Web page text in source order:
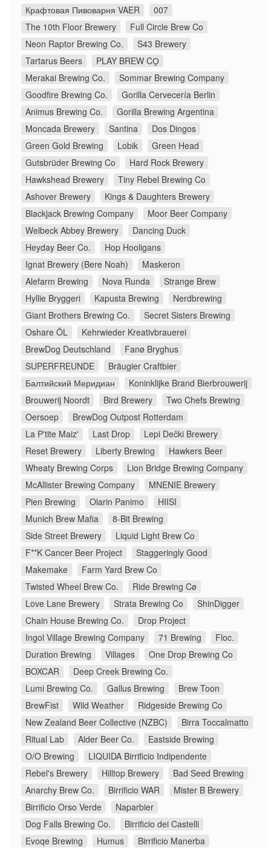
Крафтовая Пивоварня VAER
007
The 10th Floor Brewery
Full Circle Brew Co
Neon Raptor Brewing Co.
S43 Brewery
Tartarus Beers
PLAY BREW CO̠
Merakai Brewing Co.
Sommar Brewing Company
Goodfire Brewing Co.
Gorilla Cervecería Berlin
Animus Brewing Co.
Gorilla Brewing Argentina
Moncada Brewery
Santina
Dos Dingos
Green Gold Brewing
Lobik
Green Head
Gutsbrüder Brewing Co
Hard Rock Brewery
Hawkshead Brewery
Tiny Rebel Brewing Co
Ashover Brewery
Kings & Daughters Brewery
Blackjack Brewing Company
Moor Beer Company
Welbeck Abbey Brewery
Dancing Duck
Heyday Beer Co.
Hop Hooligans
Ignat Brewery (Bere Noah)
Maskeron
Alefarm Brewing
Nova Runda
Strange Brew
Hyllie Bryggeri
Kapusta Brewing
Nerdbrewing
Giant Brothers Brewing Co.
Secret Sisters Brewing
Oshare ÖL
Kehrwieder Kreativbrauerei
BrewDog Deutschland
Fanø Bryghus
SUPERFREUNDE
Bräugier Craftbier
Балтийский Меридиан
Koninklijke Brand Bierbrouwerij
Brouwerij Noordt
Bird Brewery
Two Chefs Brewing
Oersoep
BrewDog Outpost Rotterdam
La P'tite Maiz'
Last Drop
Lepi Dečki Brewery
Reset Brewery
Liberty Brewing
Hawkers Beer
Wheaty Brewing Corps
Lion Bridge Brewing Company
McAllister Brewing Company
MNENIE Brewery
Pien Brewing
Olarin Panimo
HIISI
Munich Brew Mafia
8-Bit Brewing
Side Street Brewery
Liquid Light Brew Co
F**K Cancer Beer Project
Staggeringly Good
Makemake
Farm Yard Brew Co
Twisted Wheel Brew Co.
Ride Brewing Cø
Love Lane Brewery
Strata Brewing Co
ShinDigger
Chain House Brewing Co.
Drop Project
Ingol Village Brewing Company
71 Brewing
Floc.
Duration Brewing
Villages
One Drop Brewing Co
BOXCAR
Deep Creek Brewing Co.
Lumi Brewing Co.
Gallus Brewing
Brew Toon
BrewFist
Wild Weather
Ridgeside Brewing Co
New Zealand Beer Collective (NZBC)
Birra Toccalmatto
Ritual Lab
Alder Beer Co.
Eastside Brewing
O/O Brewing
LIQUIDA Birrificio Indipendente
Rebel's Brewery
Hilltop Brewery
Bad Seed Brewing
Anarchy Brew Co.
Birrificio WAR
Mister B Brewery
Birrificio Orso Verde
Naparbier
Dog Falls Brewing Co.
Birrificio dei Castelli
Evoqe Brewing
Humus Birrificio Manerba